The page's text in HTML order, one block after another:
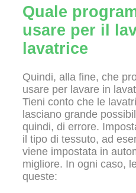
Quale
usare per il
lavatrice
Quindi, alla fine, che
usare per lavare in
Tieni conto che le
lasciano grande
quindi, di errore.
il tipo di tessuto, ad
viene impostata in
migliore. In ogni caso,
queste: